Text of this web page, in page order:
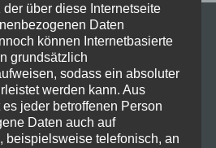
der über diese Internetseite
Daten
können Internetbasierte
grundsätzlich
sodass ein absoluter
werden kann. Aus
jeder betroffenen Person
Daten auch auf
beispielsweise telefonisch, an